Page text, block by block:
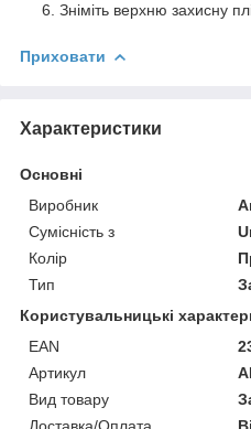
Зніміть верхню захисну
Приховати
Характеристики
Основні
Виробник
Сумісність з
Колір
Тип
Користувальницькі
EAN
Артикул
Вид товару
Доставка/Оплата